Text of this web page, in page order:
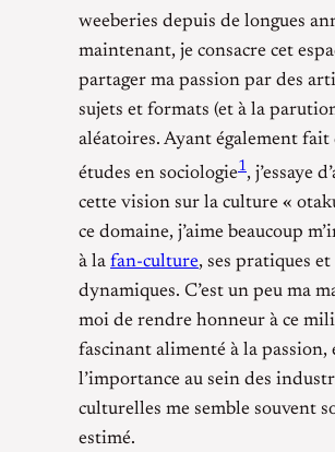
weeberies depuis de longues
maintenant, je consacre cet
partager ma passion par des
sujets et formats (et à la
aléatoires. Ayant également fait
études en sociologie1, j’essaye
cette vision sur la culture «
ce domaine, j’aime beaucoup
à la fan-culture, ses pratiques et
dynamiques. C’est un peu ma
moi de rendre honneur à ce
fascinant alimenté à la passion,
l’importance au sein des
culturelles me semble souvent
estimé.